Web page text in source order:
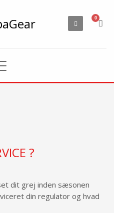
?
dit grej inden sæsonen
din regulator og hvad